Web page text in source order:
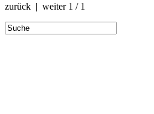
zurück | weiter 1 / 1